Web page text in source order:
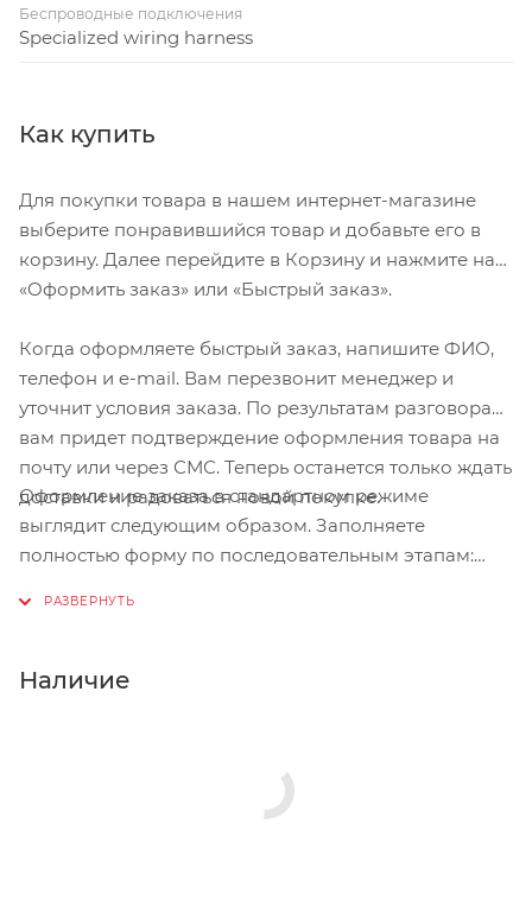
Беспроводные подключения
Specialized wiring harness
Как купить
Для покупки товара в нашем интернет-магазине
выберите понравившийся товар и добавьте его в
корзину. Далее перейдите в Корзину и нажмите на
«Оформить заказ» или «Быстрый заказ».
Когда оформляете быстрый заказ, напишите ФИО,
телефон и e-mail. Вам перезвонит менеджер и
уточнит условия заказа. По результатам разговора
вам придет подтверждение оформления товара на
почту или через СМС. Теперь останется только ждать
доставки и радоваться новой покупке.
Оформление заказа в стандартном режиме
выглядит следующим образом. Заполняете
полностью форму по последовательным этапам:
Нажмите кнопку «Оформить заказ».
Наличие